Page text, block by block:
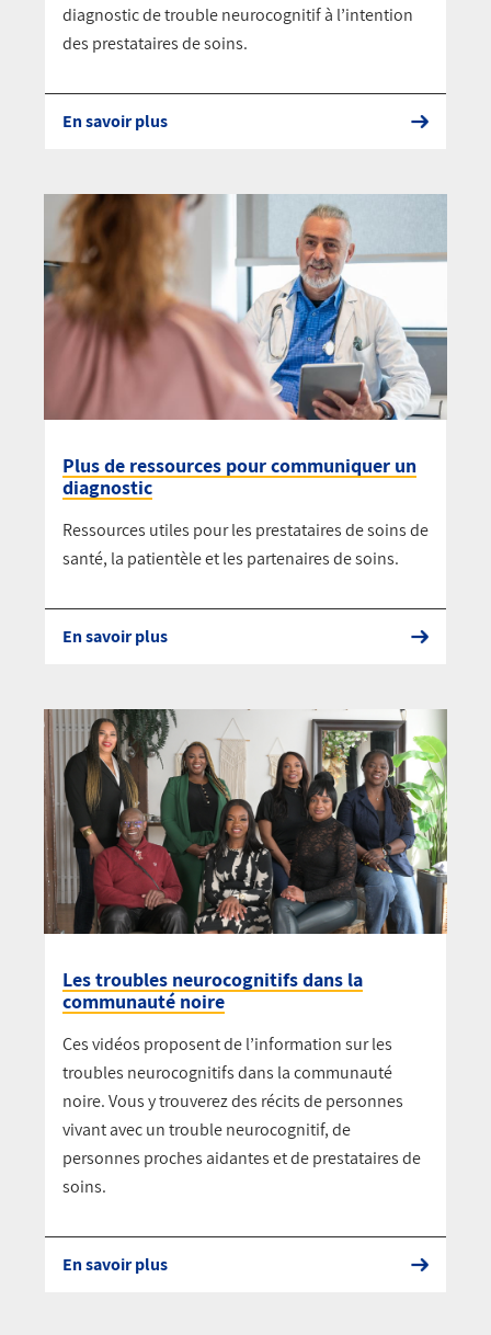
diagnostic de trouble neurocognitif à l’intention
des prestataires de soins.
En savoir plus
Plus de ressources pour communiquer un
diagnostic
Ressources utiles pour les prestataires de soins de
santé, la patientèle et les partenaires de soins.
En savoir plus
Les troubles neurocognitifs dans la
communauté noire
Ces vidéos proposent de l’information sur les
troubles neurocognitifs dans la communauté
noire. Vous y trouverez des récits de personnes
vivant avec un trouble neurocognitif, de
personnes proches aidantes et de prestataires de
soins.
En savoir plus